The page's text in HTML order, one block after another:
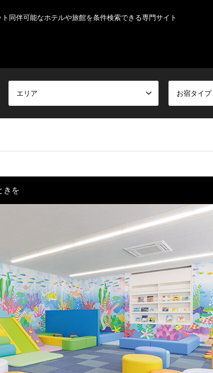
同伴可能なホテルや旅館を条件検索できる専門サイト
エリア お宿タイプ
きを